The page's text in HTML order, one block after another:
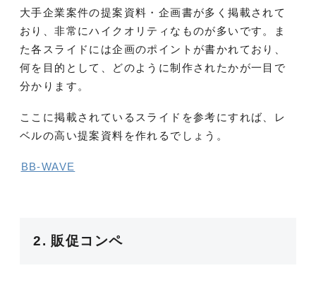
大手企業案件の提案資料・企画書が多く掲載されて
おり、非常にハイクオリティなものが多いです。ま
た各スライドには企画のポイントが書かれており、
何を目的として、どのように制作されたかが一目で
分かります。
ここに掲載されているスライドを参考にすれば、レ
ベルの高い提案資料を作れるでしょう。
BB-WAVE
2. 販促コンペ